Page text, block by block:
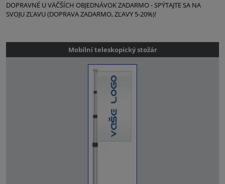
DOPRAVNÉ U VÄČŠÍCH OBJEDNÁVOK ZADARMO - SPÝTAJTE SA NA
SVOJU ZĽAVU (DOPRAVA ZADARMO, ZĽAVY 5-20%)!
Mobilní teleskopický stožár